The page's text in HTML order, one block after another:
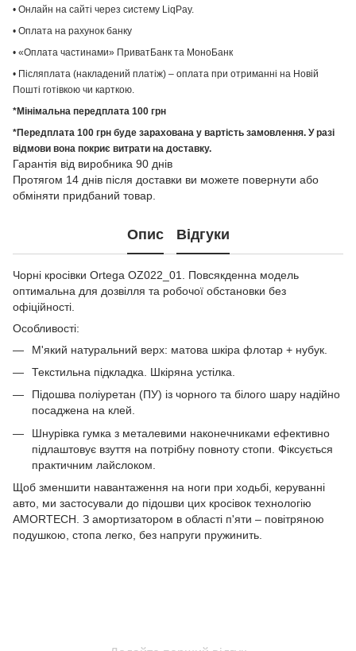
• Онлайн на сайті через систему LiqPay.
• Оплата на рахунок банку
• «Оплата частинами» ПриватБанк та МоноБанк
• Післяплата (накладений платіж) – оплата при отриманні на Новій
Пошті готівкою чи карткою.
*Мінімальна передплата 100 грн
*Передплата 100 грн буде зарахована у вартість замовлення. У разі
відмови вона покриє витрати на доставку.
Гарантія від виробника 90 днів
Протягом 14 днів після доставки ви можете повернути або
обміняти придбаний товар.
Опис Відгуки
Чорні кросівки Ortega OZ022_01. Повсякденна модель
оптимальна для дозвілля та робочої обстановки без
офіційності.
Особливості:
М'який натуральний верх: матова шкіра флотар + нубук.
Текстильна підкладка. Шкіряна устілка.
Підошва поліуретан (ПУ) із чорного та білого шару надійно
посаджена на клей.
Шнурівка гумка з металевими наконечниками ефективно
підлаштовує взуття на потрібну повноту стопи. Фіксується
практичним лайслоком.
Щоб зменшити навантаження на ноги при ходьбі, керуванні
авто, ми застосували до підошви цих кросівок технологію
AMORTECH. З амортизатором в області п'яти – повітряною
подушкою, стопа легко, без напруги пружинить.